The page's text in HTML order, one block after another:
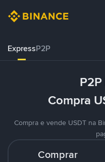
ExpressP2P
Compra
Compra e vende USDT na
Comprar